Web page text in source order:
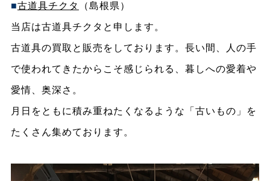
■古道具チクタ （島根県）
当店は古道具チクタと申します。
古道具の買取と販売をしております。長い間、人の手
で使われてきたからこそ感じられる、暮しへの愛着や
愛情、奥深さ。
月日をともに積み重ねたくなるような「古いもの」を
たくさん集めております。